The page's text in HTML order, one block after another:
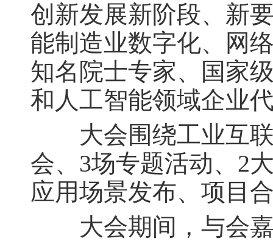
创新发展新阶段、新
能制造业数字化、网
知名院士专家、国家
和人工智能领域企业
大会围绕工业互联
会、3场专题活动、2
应用场景发布、项目
大会期间，与会嘉